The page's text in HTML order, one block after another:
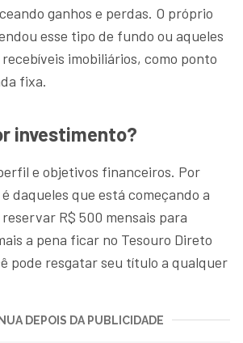
ganhos e perdas. O próprio
esse tipo de fundo ou aqueles
imobiliários, como ponto
fixa.
investimento?
e objetivos financeiros. Por
daqueles que está começando a
R$ 500 mensais para
a pena ficar no Tesouro Direto
pode resgatar seu título a qualquer
DEPOIS DA PUBLICIDADE